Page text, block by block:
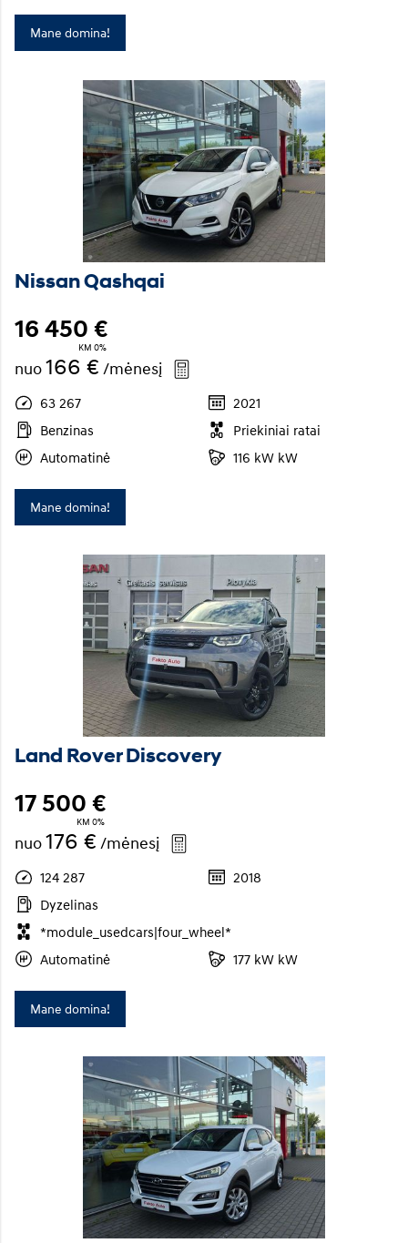
Mane domina!
Nissan Qashqai
16 450 €
KM 0%
nuo166 € /mėnesį
63 267
2021
Benzinas
Priekiniai ratai
Automatinė
116 kW kW
Mane domina!
Land Rover Discovery
17 500 €
KM 0%
nuo176 € /mėnesį
124 287
2018
Dyzelinas
*module_usedcars|four_wheel*
Automatinė
177 kW kW
Mane domina!